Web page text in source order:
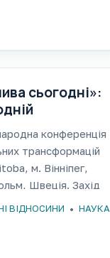
сьогодні»:
конференція
трансформацій
м. Вінніпег,
Швеція. Захід
ВІДНОСИНИ НАУКА